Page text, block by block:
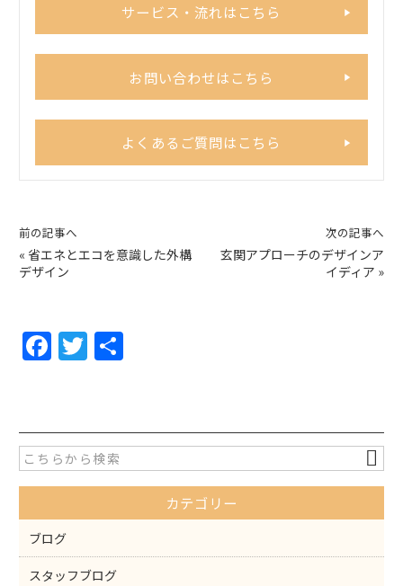
サービス・流れはこちら
お問い合わせはこちら
よくあるご質問はこちら
前の記事へ
« 省エネとエコを意識した外構
デザイン
次の記事へ
玄関アプローチのデザインア
イディア »
F
a
e
b
o
o
k
T
w
er
カテゴリー
ブログ
スタッフブログ